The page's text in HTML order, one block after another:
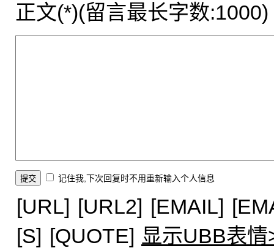
正文(*)(留言最长字数:1000)
记住我,下次回复时不用重新输入个人信息
[URL] [URL2] [EMAIL]
[S] [QUOTE] 显示UBB表情